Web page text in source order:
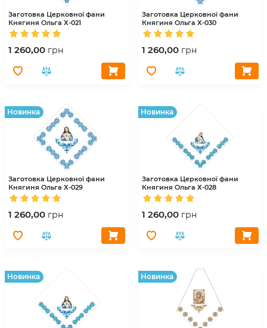
Заготовка Церковної фани
Княгиня Ольга Х-021
1 260,00 грн
Заготовка Церковної фани
Княгиня Ольга Х-030
1 260,00 грн
Hовинка
Заготовка Церковної фани
Княгиня Ольга Х-029
1 260,00 грн
Hовинка
Заготовка Церковної фани
Княгиня Ольга Х-028
1 260,00 грн
Hовинка Hовинка